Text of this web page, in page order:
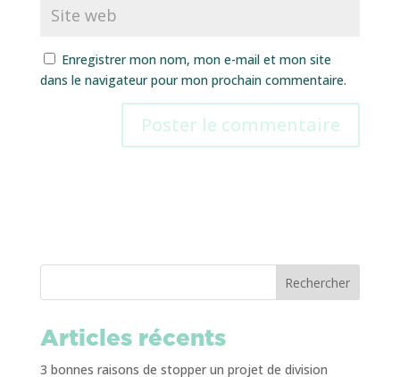
Enregistrer mon nom, mon e-mail et mon site
dans le navigateur pour mon prochain commentaire.
Rechercher
Articles récents
3 bonnes raisons de stopper un projet de division